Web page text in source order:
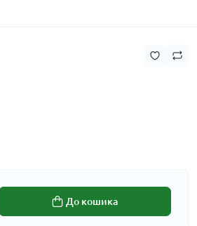
До кошика